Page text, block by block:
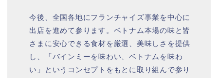
今後、全国各地にフランチャイズ事業を中心に
出店を進めて参ります。ベトナム本場の味と皆
さまに安心できる食材を厳選、美味しさを提供
し、「バインミーを味わい、ベトナムを味わ
い」というコンセプトをもとに取り組んで参り